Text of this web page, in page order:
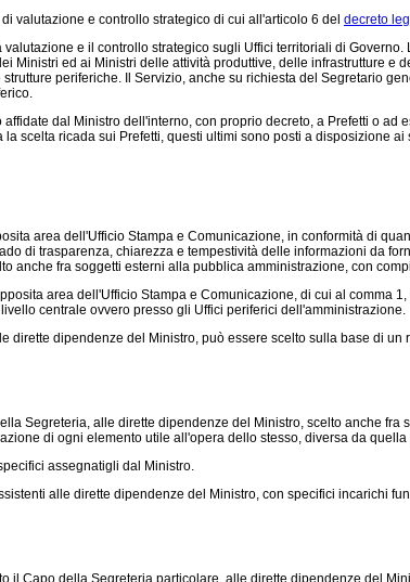
valutazione e controllo strategico di cui all'articolo 6 del decreto
e il controllo strategico sugli Uffici territoriali di
Ministri ed ai Ministri delle attività produttive, delle infrastrutture
periferiche. Il Servizio, anche su richiesta del Segretario
dal Ministro dell'interno, con proprio decreto, a Prefetti o
scelta ricada sui Prefetti, questi ultimi sono posti a disposizione ai
area dell'Ufficio Stampa e Comunicazione, in conformità di
di trasparenza, chiarezza e tempestività delle informazioni da
anche fra soggetti esterni alla pubblica amministrazione, con
area dell'Ufficio Stampa e Comunicazione, di cui al comma
centrale ovvero presso gli Uffici periferici dell'amministrazione.
dipendenze del Ministro, può essere scelto sulla base di
Segreteria, alle dirette dipendenze del Ministro, scelto anche
di ogni elemento utile all'opera dello stesso, diversa da
assegnatigli dal Ministro.
alle dirette dipendenze del Ministro, con specifici incarichi
Capo della Segreteria particolare, alle dirette dipendenze del